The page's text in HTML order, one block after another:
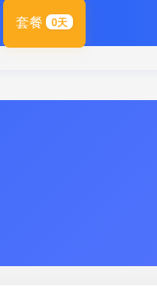
套餐 0天